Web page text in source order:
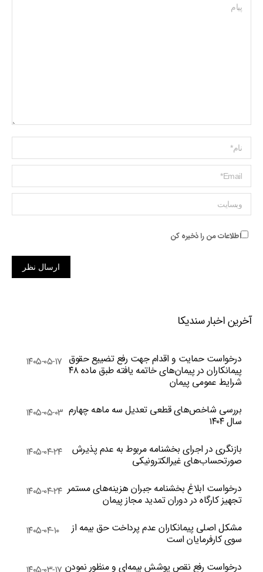
پیام
Name *
ایمیل *
وبسایت
اطلاعات من را ذخیره کن
ارسال نظر
آخرین اخبار سندیکا
درخواست حمایت و اقدام جهت رفع تضییع حقوق
پیمانکاران در پیمان‌های خاتمه یافته طبق ماده ۴۸
شرایط عمومی پیمان
۱۴۰۵-۰۵-۱۷
بررسی شاخص‌های قطعی تعدیل سه ماهه چهارم
سال ۱۴۰۴
۱۴۰۵-۰۵-۰۳
بازنگری در اجرای بخشنامه مربوط به عدم پذیرش
صورتحساب‌های غیرالکترونیکی
۱۴۰۵-۰۴-۲۴
درخواست ابلاغ بخشنامه جبران هزینه‌های مستمر
تجهیز کارگاه در دوران تمدید مجاز پیمان
۱۴۰۵-۰۴-۲۴
مشکل اصلی پیمانکاران عدم پرداخت حق بیمه از
سوی کارفرمایان است
۱۴۰۵-۰۴-۱۰
درخواست رفع نقص پوشش بیمه‌ای و منظور نمودن